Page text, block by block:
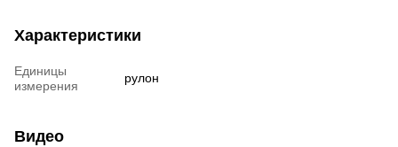
Характеристики
Единицы
измерения
рулон
Видео